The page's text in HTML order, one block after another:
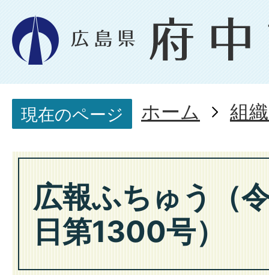
現在のページ ホーム 組
広報ふちゅう（
日第1300号）